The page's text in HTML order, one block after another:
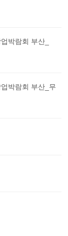
박람회 부산_
박람회 부산_무